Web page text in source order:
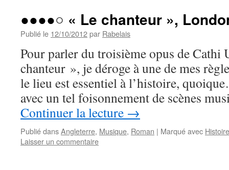
●●●●○ « Le chanteur »,
Publié le 12/10/2012par Rabelais
Pour parler du troisième opus de Cathi
chanteur », je déroge à une de mes
le lieu est essentiel à l’histoire,
avec un tel foisonnement de scènes
Continuer la lecture →
Publié dansAngleterre, Musique, Roman | Marqué avec Histoire
Laisser un commentaire